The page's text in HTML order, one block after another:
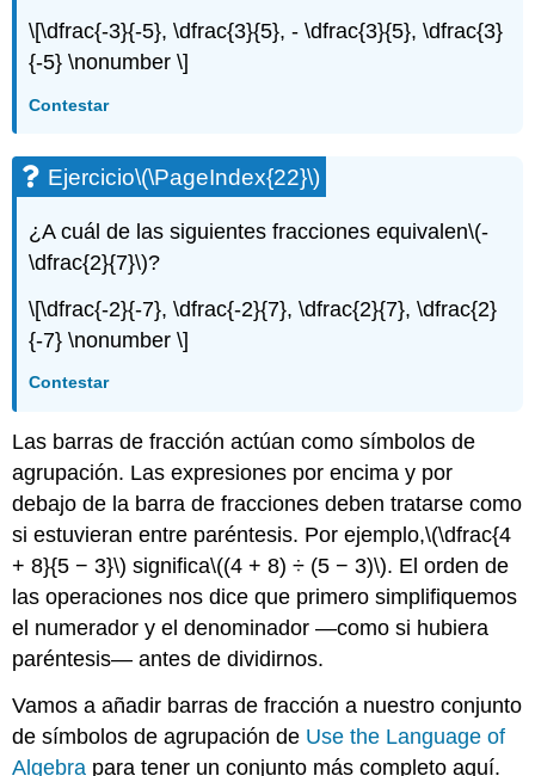
\[\dfrac{-3}{-5}, \dfrac{3}{5}, - \dfrac{3}{5}, \dfrac{3}
{-5} \nonumber \]
Contestar
Ejercicio\(\PageIndex{22}\)
¿A cuál de las siguientes fracciones equivalen\(-
\dfrac{2}{7}\)?
\[\dfrac{-2}{-7}, \dfrac{-2}{7}, \dfrac{2}{7}, \dfrac{2}
{-7} \nonumber \]
Contestar
Las barras de fracción actúan como símbolos de
agrupación. Las expresiones por encima y por
debajo de la barra de fracciones deben tratarse como
si estuvieran entre paréntesis. Por ejemplo,\(\dfrac{4
+ 8}{5 − 3}\) significa\((4 + 8) ÷ (5 − 3)\). El orden de
las operaciones nos dice que primero simplifiquemos
el numerador y el denominador —como si hubiera
paréntesis— antes de dividirnos.
Vamos a añadir barras de fracción a nuestro conjunto
de símbolos de agrupación de Use the Language of
Algebra para tener un conjunto más completo aquí.